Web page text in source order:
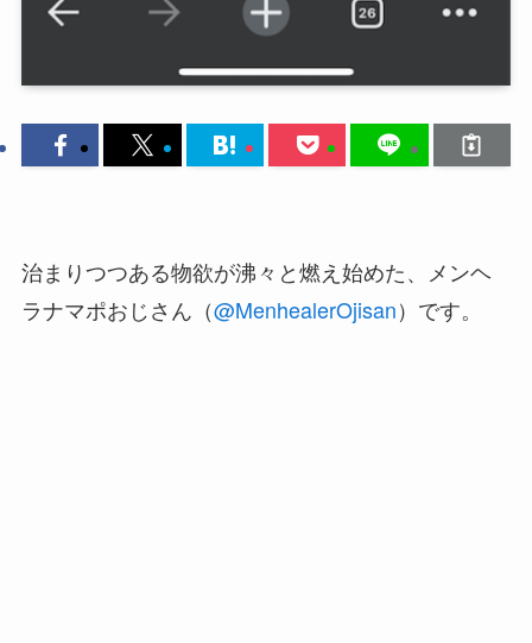
治まりつつある物欲が沸々と燃え始めた、メンヘ
ラナマポおじさん（@MenhealerOjisan）です。